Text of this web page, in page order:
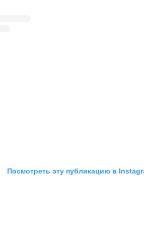
Посмотреть эту публикацию в